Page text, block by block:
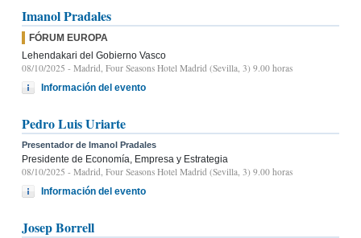
Imanol Pradales
FÓRUM EUROPA
Lehendakari del Gobierno Vasco
08/10/2025 - Madrid, Four Seasons Hotel Madrid (Sevilla, 3) 9.00 horas
Información del evento
Pedro Luis Uriarte
Presentador de Imanol Pradales
Presidente de Economía, Empresa y Estrategia
08/10/2025 - Madrid, Four Seasons Hotel Madrid (Sevilla, 3) 9.00 horas
Información del evento
Josep Borrell